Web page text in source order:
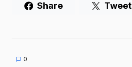
Share Tweet
0